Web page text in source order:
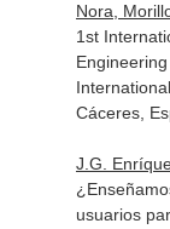
Nora,
1st
Cáceres,
J.G.
usuarios